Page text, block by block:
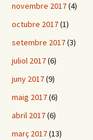
novembre 2017(4)
octubre 2017(1)
setembre 2017(3)
juliol 2017(6)
juny 2017(9)
maig 2017(6)
abril 2017(6)
març 2017(13)